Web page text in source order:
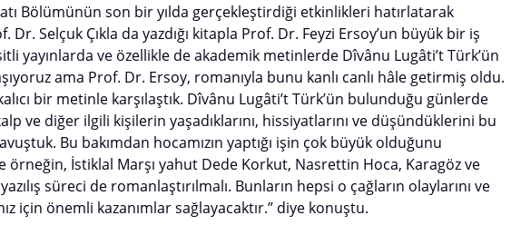
Bölümünün son bir yılda gerçekleştirdiği etkinlikleri hatırlatarak
Dr. Selçuk Çıkla da yazdığı kitapla Prof. Dr. Feyzi Ersoy’un büyük bir iş
yayınlarda ve özellikle de akademik metinlerde Dîvânu Lugâti’t Türk’ün
ama Prof. Dr. Ersoy, romanıyla bunu kanlı canlı hâle getirmiş oldu.
bir metinle karşılaştık. Dîvânu Lugâti’t Türk’ün bulunduğu günlerde
ve diğer ilgili kişilerin yaşadıklarını, hissiyatlarını ve düşündüklerini bu
Bu bakımdan hocamızın yaptığı işin çok büyük olduğunu
İstiklal Marşı yahut Dede Korkut, Nasrettin Hoca, Karagöz ve
süreci de romanlaştırılmalı. Bunların hepsi o çağların olaylarını ve
için önemli kazanımlar sağlayacaktır.” diye konuştu.